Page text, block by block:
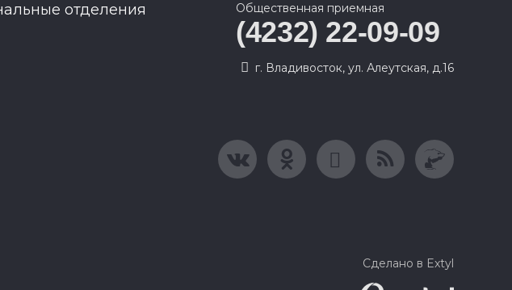
отделения Общественная приемная
(4232) 22-09-09
г. Владивосток, ул. Алеутская, д.16
Сделано в Extyl